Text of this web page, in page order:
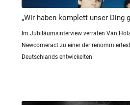
„Wir haben komplett unser Ding
Im Jubiläumsinterview verraten Van
Newcomeract zu einer der
Deutschlands entwickelten.